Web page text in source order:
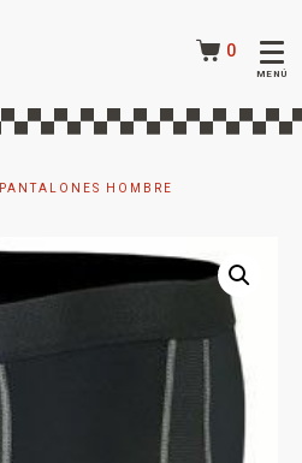
0
PANTALONES HOMBRE